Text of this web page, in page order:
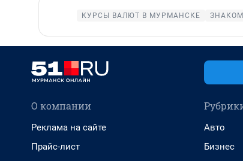
КУРСЫ ВАЛЮТ В МУРМАНСКЕ
О компании
Реклама на сайте
Прайс-лист
Авто
Бизнес